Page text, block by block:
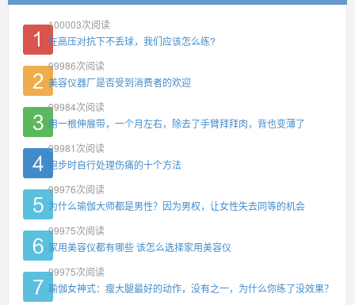
100003次阅读
在高压对抗下不丢球，我们应该怎么练?
99986次阅读
美容仪器厂是否受到消费者的欢迎
99984次阅读
用一根伸展带，一个月左右，除去了手臂拜拜肉，背也变薄了
99981 次阅读
跑步时自行处理伤痛的十个方法
99976次阅读
为什么瑜伽大师都是男性？因为男权，让女性失去同等的机会
99975次阅读
家用美容仪都有哪些 该怎么选择家用美容仪
99975次阅读
瑜伽女神式：瘦大腿最好的动作，没有之一，为什么你练了没效果？